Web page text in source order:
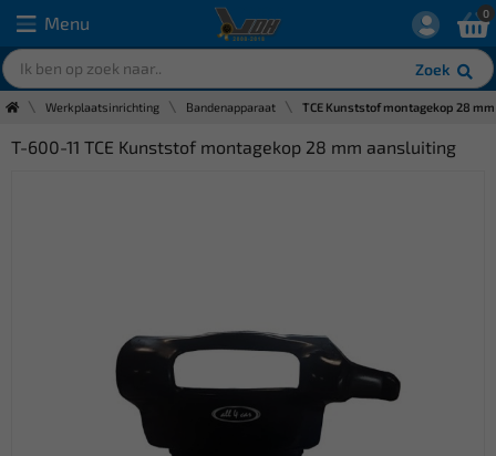
Menu
Zoek
0
Werkplaatsinrichting Bandenapparaat TCE Kunststof montagekop 28
T-600-11 TCE Kunststof montagekop 28 mm aansluiting